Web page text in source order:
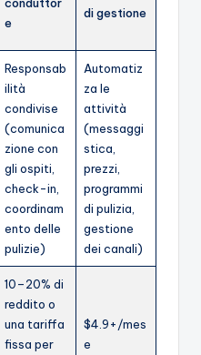
e
di gestione
Responsab
ilità
condivise
(comunica
zione con
gli ospiti,
check-in,
coordinam
ento delle
pulizie)
Automatiz
za le
attività
(messaggi
stica,
prezzi,
programmi
di pulizia,
gestione
dei canali)
10–20% di
reddito o
una tariffa
fissa per
$4.9+/mes
e